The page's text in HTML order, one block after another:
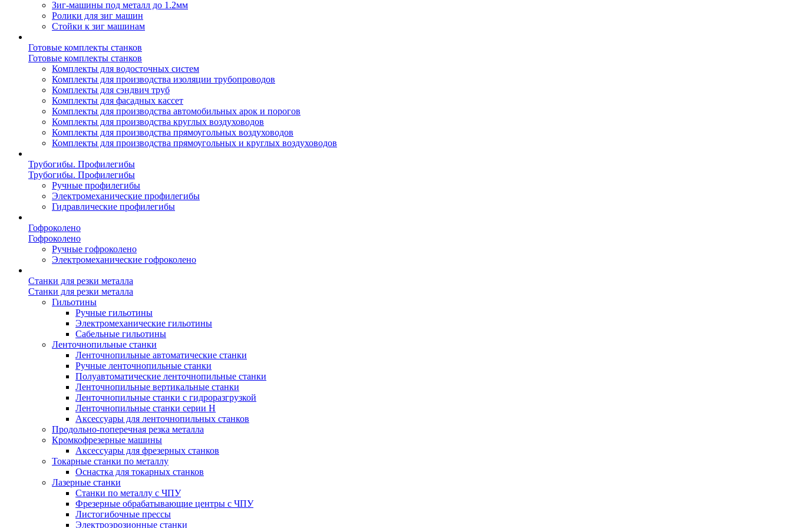
Зиг-машины под металл до 1.2мм
Ролики для зиг машин
Стойки к зиг машинам
Готовые комплекты станков
Готовые комплекты станков
Комплекты для водосточных систем
Комплекты для производства изоляции трубопроводов
Комплекты для сэндвич труб
Комплекты для фасадных кассет
Комплекты для производства автомобильных арок и порогов
Комплекты для производства круглых воздуховодов
Комплекты для производства прямоугольных воздуховодов
Комплекты для производства прямоугольных и круглых воздуховодов
Трубогибы. Профилегибы
Трубогибы. Профилегибы
Ручные профилегибы
Электромеханические профилегибы
Гидравлические профилегибы
Гофроколено
Гофроколено
Ручные гофроколено
Электромеханические гофроколено
Станки для резки металла
Станки для резки металла
Гильотины
Ручные гильотины
Электромеханические гильотины
Сабельные гильотины
Ленточнопильные станки
Ленточнопильные автоматические станки
Ручные ленточнопильные станки
Полуавтоматические ленточнопильные станки
Ленточнопильные вертикальные станки
Ленточнопильные станки с гидроразгрузкой
Ленточнопильные станки серии H
Аксессуары для ленточнопильных станков
Продольно-поперечная резка металла
Кромкофрезерные машины
Аксессуары для фрезерных станков
Токарные станки по металлу
Оснастка для токарных станков
Лазерные станки
Станки по металлу с ЧПУ
Фрезерные обрабатывающие центры с ЧПУ
Листогибочные прессы
Электроэрозионные станки